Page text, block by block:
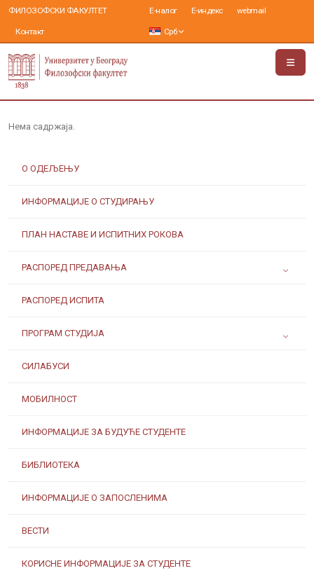
ФИЛОЗОФСКИ ФАКУЛТЕТ
Контакт
Е-налог Е-индекс webmail
Срб
О ОДЕЉЕЊУ
ИНФОРМАЦИЈЕ О СТУДИРАЊУ
ПЛАН НАСТАВЕ И ИСПИТНИХ РОКОВА
РАСПОРЕД ПРЕДАВАЊА
РАСПОРЕД ИСПИТА
ПРОГРАМ СТУДИЈА
СИЛАБУСИ
МОБИЛНОСТ
ИНФОРМАЦИЈЕ ЗА БУДУЋЕ СТУДЕНТЕ
БИБЛИОТЕКА
ИНФОРМАЦИЈЕ О ЗАПОСЛЕНИМА
ВЕСТИ
КОРИСНЕ ИНФОРМАЦИЈЕ ЗА СТУДЕНТЕ
Нема садржаја.